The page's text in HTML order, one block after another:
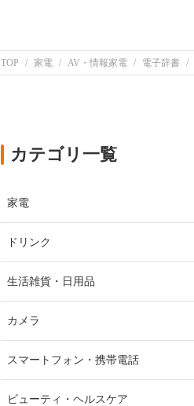
TOP 家電 AV・情報家電 電子辞書
カテゴリ一覧
家電
ドリンク
生活雑貨・日用品
カメラ
スマートフォン・携帯電話
ビューティ・ヘルスケア